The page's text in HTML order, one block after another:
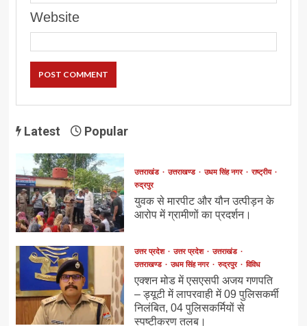
Website
Latest Popular
उत्तराखंड उत्तराखण्ड उधम सिंह नगर
राष्ट्रीय
रुद्रपुर
युवक से मारपीट और यौन उत्पीड़न के
आरोप में ग्रामीणों का प्रदर्शन।
उत्तर प्रदेश उत्तर प्रदेश
उत्तराखंड
उत्तराखण्ड
उधम सिंह नगर रुद्रपुर विविध
एक्शन मोड में एसएसपी अजय गणपति
– ड्यूटी में लापरवाही में 09 पुलिसकर्मी
निलंबित, 04 पुलिसकर्मियों से
स्पष्टीकरण तलब।